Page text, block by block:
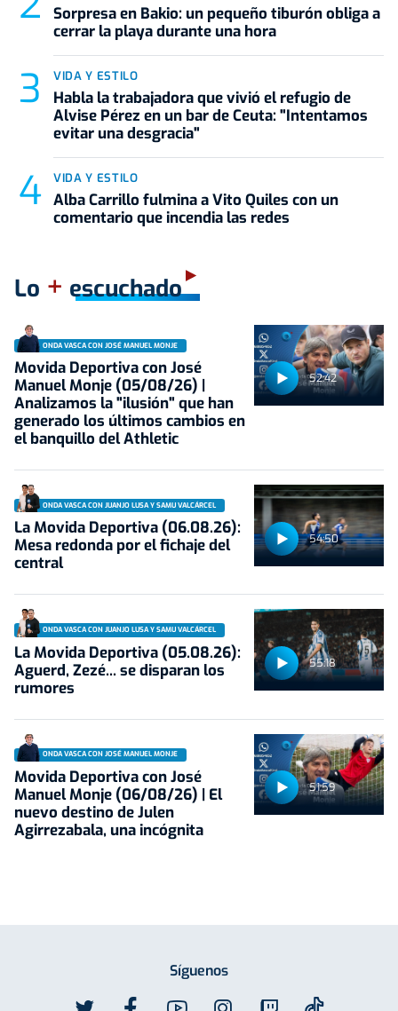
Sorpresa en Bakio: un pequeño tiburón obliga a
cerrar la playa durante una hora
VIDA Y ESTILO
Habla la trabajadora que vivió el refugio de
Alvise Pérez en un bar de Ceuta: "Intentamos
evitar una desgracia"
VIDA Y ESTILO
Alba Carrillo fulmina a Vito Quiles con un
comentario que incendia las redes
Lo + escuchado
52:42
ONDA VASCA CON JOSÉ MANUEL MONJE
Movida Deportiva con José
Manuel Monje (05/08/26) |
Analizamos la "ilusión" que han
generado los últimos cambios en
el banquillo del Athletic
54:50
ONDA VASCA CON JUANJO LUSA Y SAMU VALCÁRCEL
La Movida Deportiva (06.08.26):
Mesa redonda por el fichaje del
central
55:18
ONDA VASCA CON JUANJO LUSA Y SAMU VALCÁRCEL
La Movida Deportiva (05.08.26):
Aguerd, Zezé... se disparan los
rumores
51:59
ONDA VASCA CON JOSÉ MANUEL MONJE
Movida Deportiva con José
Manuel Monje (06/08/26) | El
nuevo destino de Julen
Agirrezabala, una incógnita
Síguenos